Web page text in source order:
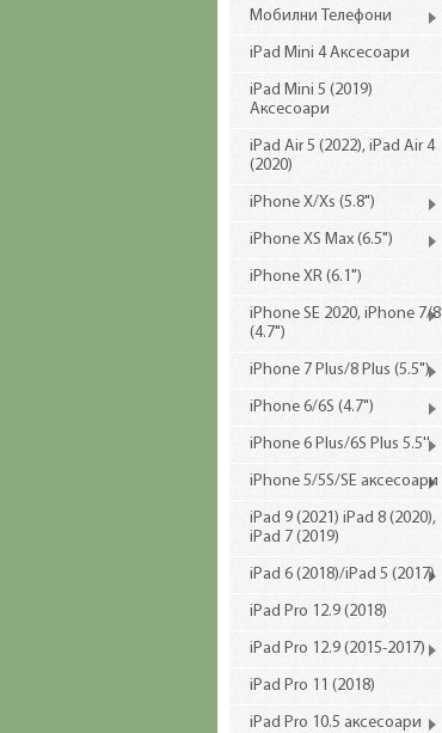
Мобилни Телефони
iPad Mini 4 Аксесоари
iPad Mini 5 (2019)
Аксесоари
iPad Air 5 (2022), iPad Air 4
(2020)
iPhone X/Xs (5.8")
iPhone XS Max (6.5")
iPhone XR (6.1")
iPhone SE 2020, iPhone 7/8
(4.7")
iPhone 7 Plus/8 Plus (5.5")
iPhone 6/6S (4.7")
iPhone 6 Plus/6S Plus 5.5''
iPhone 5/5S/SE аксесоари
iPad 9 (2021) iPad 8 (2020),
iPad 7 (2019)
iPad 6 (2018)/iPad 5 (2017)
iPad Pro 12.9 (2018)
iPad Pro 12.9 (2015-2017)
iPad Pro 11 (2018)
iPad Pro 10.5 аксесоари